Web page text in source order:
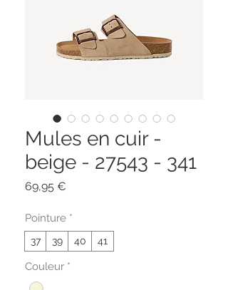
Mules en cuir -
beige - 27543 - 341
69,95 €
Pointure *
37 39 40 41
Couleur *